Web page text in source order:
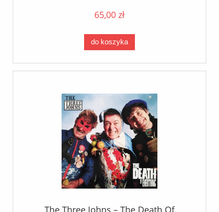
65,00 zł
do koszyka
The Three Johns – The Death Of